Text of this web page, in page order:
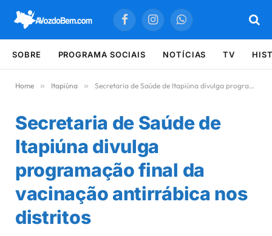
FacebookInstagramWhatsApp
SOBRE PROGRAMA SOCIAIS NOTÍCIAS TV
Home » Itapiúna » Secretaria de Saúde de Itapiúna divulga programação final da vacinação antirrábica nos distritos
Secretaria de Saúde de
Itapiúna divulga
programação final da
vacinação antirrábica nos
distritos